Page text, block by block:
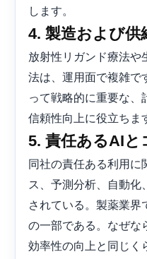
します。
4. 製造および供
放射性リガンド療法や
法は、運用面で複雑で
って戦略的に重要な、
信頼性向上に役立ちま
5. 責任あるAIと
同社の責任ある利用に
ス、予測分析、自動化
されている。製薬業界
の一部である。なぜな
効率性の向上と同じく